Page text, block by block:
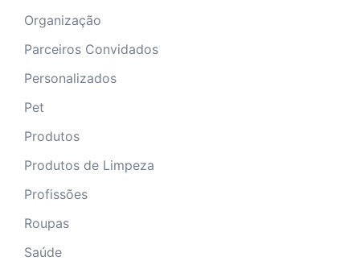
Organização
Parceiros Convidados
Personalizados
Pet
Produtos
Produtos de Limpeza
Profissões
Roupas
Saúde